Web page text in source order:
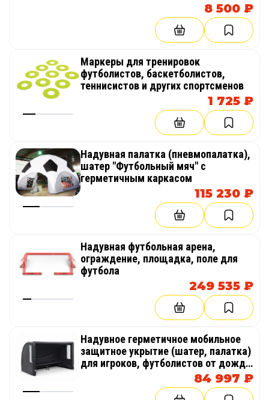
соревнований, веселых стартов,
8 500 ₽
Маркеры для тренировок
футболистов, баскетболистов,
теннисистов и других спортсменов
1 725 ₽
Надувная палатка (пневмопалатка),
шатер "Футбольный мяч" с
герметичным каркасом
115 230 ₽
Надувная футбольная арена,
ограждение, площадка, поле для
футбола
249 535 ₽
Надувное герметичное мобильное
защитное укрытие (шатер, палатка)
для игроков, футболистов от дождя
84 997 ₽